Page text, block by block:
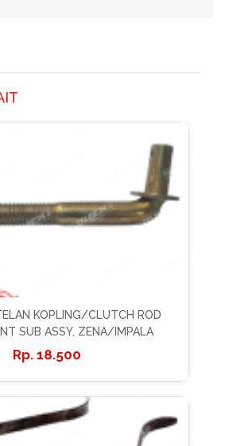
KOPLING/CLUTCH ROD
SUB ASSY, ZENA/IMPALA
18.500